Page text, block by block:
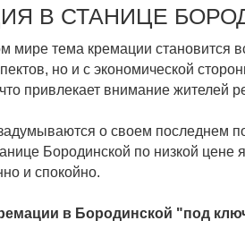
В СТАНИЦЕ
мире тема кремации становится
но и с экономической
привлекает внимание жителей
о своем последнем
Бородинской по низкой
и спокойно.
в Бородинской "под